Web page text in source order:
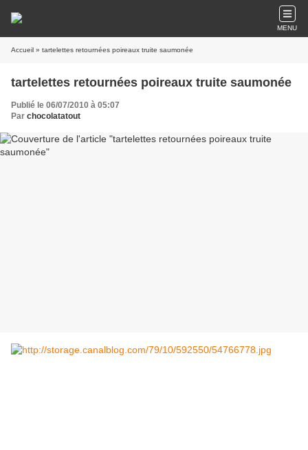
MENU
Accueil » tartelettes retournées poireaux truite saumonée
tartelettes retournées poireaux truite saumonée
Publié le 06/07/2010 à 05:07
Par chocolatatout